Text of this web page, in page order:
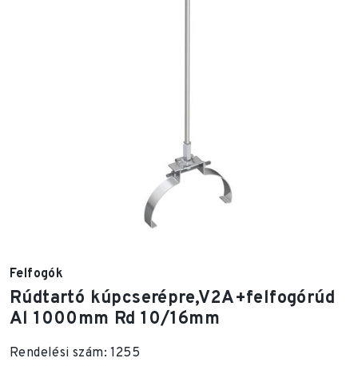
Felfogók
Rúdtartó kúpcserépre,V2A+felfogórúd
Al 1000mm Rd 10/16mm
Rendelési szám: 1255